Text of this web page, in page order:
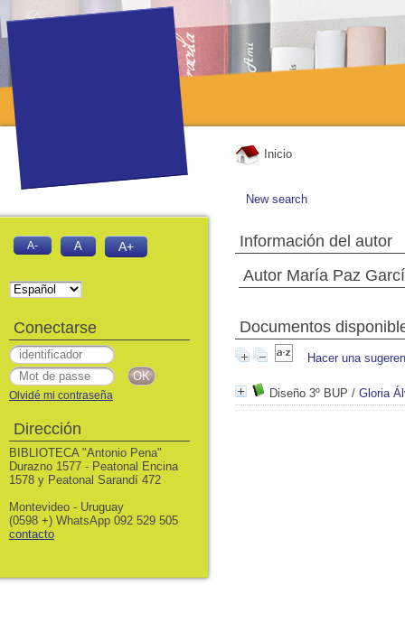
Inicio
New search
Información del autor
Autor María Paz
Documentos
Hacer una
Diseño 3º BUP / Gloria
A- A A+
Conectarse
Olvidé mi contraseña
Dirección
BIBLIOTECA "Antonio Pena"
Durazno 1577 - Peatonal Encina
1578 y Peatonal Sarandí 472
Montevideo - Uruguay
(0598 +) WhatsApp 092 529 505
contacto